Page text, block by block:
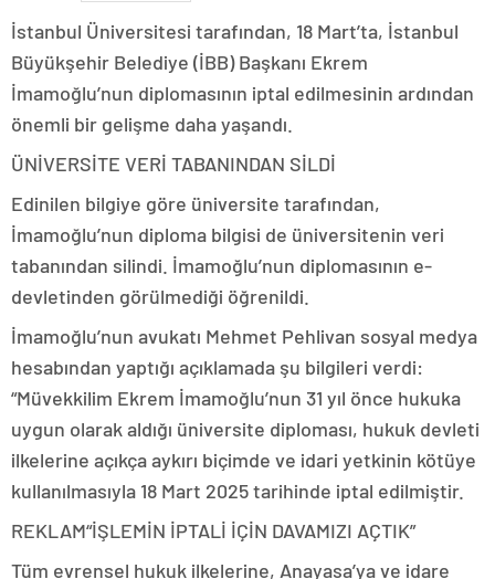
İstanbul Üniversitesi tarafından, 18 Mart’ta, İstanbul
Büyükşehir Belediye (İBB) Başkanı Ekrem
İmamoğlu’nun diplomasının iptal edilmesinin ardından
önemli bir gelişme daha yaşandı.
ÜNİVERSİTE VERİ TABANINDAN SİLDİ
Edinilen bilgiye göre üniversite tarafından,
İmamoğlu’nun diploma bilgisi de üniversitenin veri
tabanından silindi. İmamoğlu’nun diplomasının e-
devletinden görülmediği öğrenildi.
İmamoğlu’nun avukatı Mehmet Pehlivan sosyal medya
hesabından yaptığı açıklamada şu bilgileri verdi:
“Müvekkilim Ekrem İmamoğlu’nun 31 yıl önce hukuka
uygun olarak aldığı üniversite diploması, hukuk devleti
ilkelerine açıkça aykırı biçimde ve idari yetkinin kötüye
kullanılmasıyla 18 Mart 2025 tarihinde iptal edilmiştir.
REKLAM“İŞLEMİN İPTALİ İÇİN DAVAMIZI AÇTIK”
Tüm evrensel hukuk ilkelerine, Anayasa’ya ve idare